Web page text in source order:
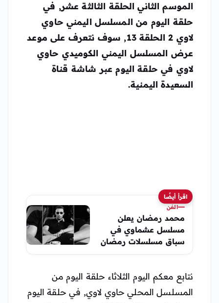
الموسم الثاني الحلقة الثالثة عشر, في
حلقة اليوم من المسلسل اليمني حاوي
لاوي 2 الحلقة 13, سوف نتعرف على موعد
عرض المسلسل اليمني الكوميدي حاوي
لاوي في حلقة اليوم عبر شاشة قناة
السعيدة اليمنية.
اقرأ أيضًا
الفن
محمد رمضان يعلن
مسلسل عشماوي في
سباق مسلسلات رمضان
2027
نتابع معكم اليوم الثلاثاء حلقة اليوم من
المسلسل المحلي حاوي لاوي, في حلقة اليوم